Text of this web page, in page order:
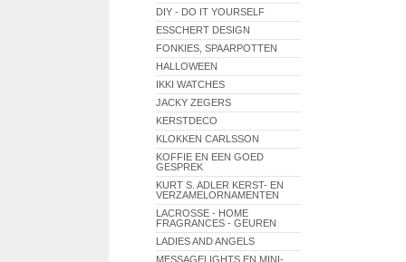
DIY - DO IT YOURSELF
ESSCHERT DESIGN
FONKIES, SPAARPOTTEN
HALLOWEEN
IKKI WATCHES
JACKY ZEGERS
KERSTDECO
KLOKKEN CARLSSON
KOFFIE EN EEN GOED
GESPREK
KURT S. ADLER KERST- EN
VERZAMELORNAMENTEN
LACROSSE - HOME
FRAGRANCES - GEUREN
LADIES AND ANGELS
MESSAGELIGHTS EN MINI-